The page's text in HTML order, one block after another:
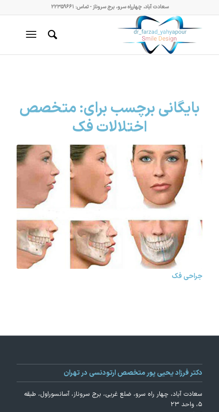
سعادت آباد، چهارراه سرو، برج سروناز - تماس: ۲۲۳۵۹۶۶۱
بایگانی برچسب برای:متخصص
اختلالات فک
جراحی فک
دکتر فرزاد یحیی پور متخصص ارتودنسی در تهران
سعادت آباد، چهار راه سرو، ضلع غربی، برج سروناز، آسانسوراول، طبقه
۵، واحد ۲۳